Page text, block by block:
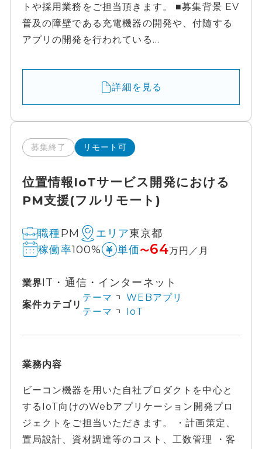
トや採用業務をご担当頂きます。 ■募集背景 EV
普及の障壁である充電機器の開発や、付随する
アプリの開発を行われている...
詳細を見る
募集終了 リモート可
位置情報IoTサービス開発における
PM支援(フルリモート)
職種PM エリア東京都
稼働率100% 単価〜64万円／月
業界IT・通信・インターネット
案件カテゴリ
テーマ
WEBアプリ
テーマ
IoT
業務内容
ビーコン機器を用いた自社プロダクトを中心と
するIoT向けのWebアプリケーション開発プロ
ジェクトをご担当いただきます。 ・計画策定、
置局設計、資材調達等のコスト、工数管理 ・客